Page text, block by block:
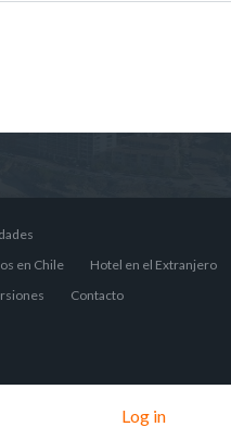
en Chile
Hotel en el Extranjero
Contacto
Log in